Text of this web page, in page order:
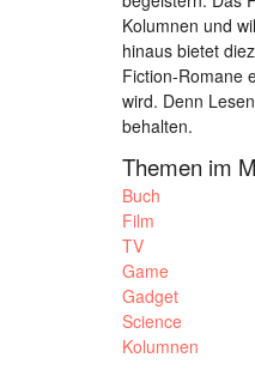
Kolumnen und
hinaus bietet
Fiction-Romane
wird. Denn
behalten.
Themen im
Buch
Film
TV
Game
Gadget
Science
Kolumnen